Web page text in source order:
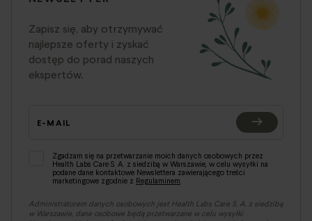
Zapisz się, aby otrzymywać
najlepsze oferty i zyskać
dostęp do porad naszych
ekspertów.
E-MAIL
Zgadzam się na przetwarzanie moich danych osobowych przez
Health Labs Care S. A. z siedzibą w Warszawie, w celu wysyłki na
podane dane kontaktowe Newslettera zawierającego treści
marketingowe zgodnie z Regulaminem.
Administratorem danych osobowych jest Health Labs Care S. A. z siedzibą
w Warszawie, dane osobowe będą przetwarzane w celu wysyłki